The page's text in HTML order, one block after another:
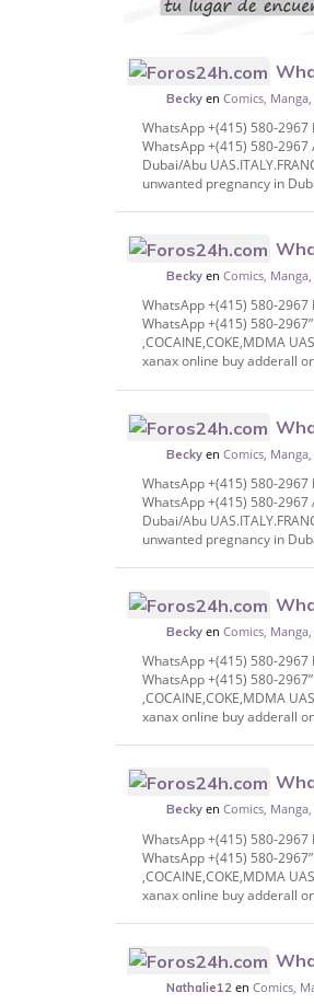
DUBAI% #Sharjah,
Becky enComics,
WhatsApp +(415) 580-2967
WhatsApp +(415) 580-
Dubai/Abu
unwanted pregnancy in
DUBAI% #Sharjah,
Becky enComics,
WhatsApp +(415) 580-2967
WhatsApp +(415) 580-
,COCAINE,COKE,MDMA
xanax online buy adderall
DUBAI% #Sharjah,
Becky enComics,
WhatsApp +(415) 580-2967
WhatsApp +(415) 580-
Dubai/Abu
unwanted pregnancy in
DUBAI% #Sharjah,
Becky enComics,
WhatsApp +(415) 580-2967
WhatsApp +(415) 580-
,COCAINE,COKE,MDMA
xanax online buy adderall
DUBAI% #Sharjah,
Becky enComics,
WhatsApp +(415) 580-2967
WhatsApp +(415) 580-
,COCAINE,COKE,MDMA
xanax online buy adderall
DUBAI% #Sharjah,
Nathalie12 enComics,